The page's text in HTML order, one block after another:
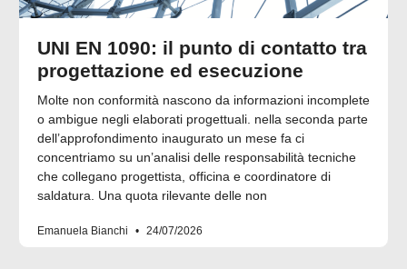
UNI EN 1090: il punto di contatto tra
progettazione ed esecuzione
Molte non conformità nascono da informazioni incomplete
o ambigue negli elaborati progettuali. nella seconda parte
dell’approfondimento inaugurato un mese fa ci
concentriamo su un’analisi delle responsabilità tecniche
che collegano progettista, officina e coordinatore di
saldatura. Una quota rilevante delle non
Emanuela Bianchi 24/07/2026